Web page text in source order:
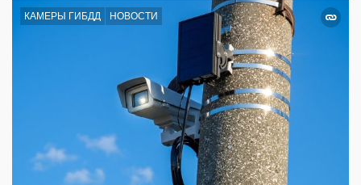
КАМЕРЫ ГИБДД НОВОСТИ